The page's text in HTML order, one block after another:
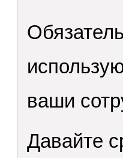
ваши
Давайте